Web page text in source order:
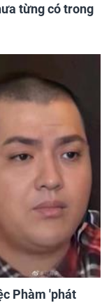
từng có trong
Phàm 'phát